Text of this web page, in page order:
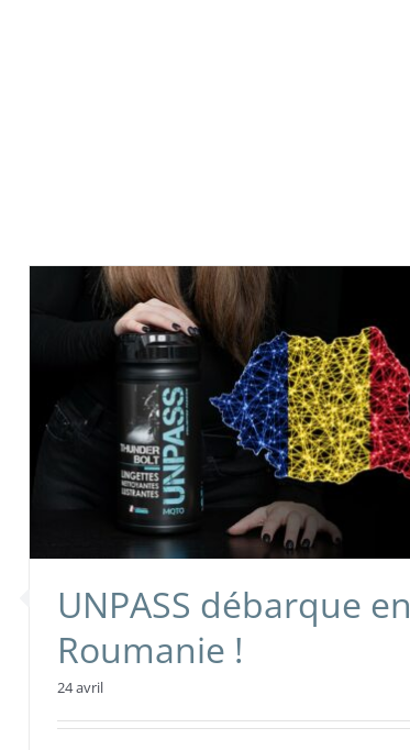
UNPASS débarque en
Roumanie !
24 avril